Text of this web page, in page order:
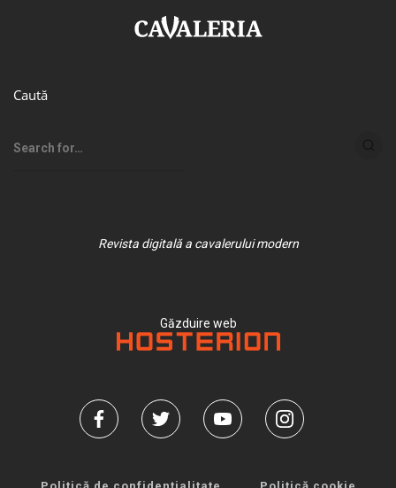
Caută
Revista digitală a cavalerului modern
Găzduire web